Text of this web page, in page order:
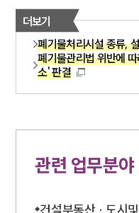
더보기
폐기물처리시설 종류,
폐기물관리법 위반에
소' 판결
관련 업무분야